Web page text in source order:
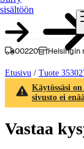
sisältöön
00220 Helsingin
Etusivu / Tuote
Käytössäsi
sivusto ei
Vastaa